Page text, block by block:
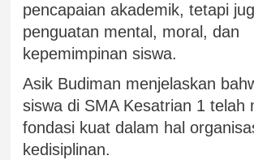
pencapaian akademik, tetapi
penguatan mental, moral, dan
kepemimpinan siswa.
Asik Budiman menjelaskan
siswa di SMA Kesatrian 1 telah
fondasi kuat dalam hal
kedisiplinan.